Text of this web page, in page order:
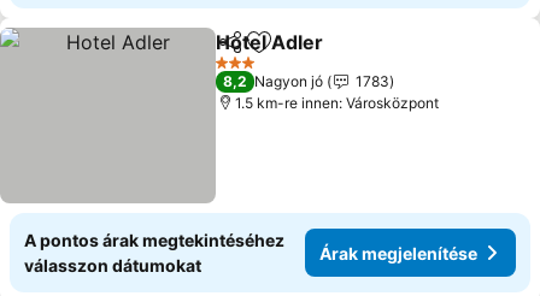
Megosztás
Hozzáadás a kedvencekhez
Hotel Adler
3 Kategória
8,2 Nagyon jó
1783
1.5 km-re innen: Városközpont
A pontos árak megtekintéséhez
válasszon dátumokat
Árak megjelenítése